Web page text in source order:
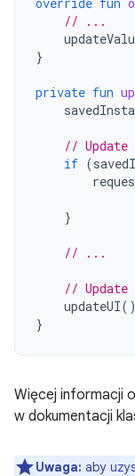
// ...
}
private fun
// Update
if (
}
// ...
//
updateUI()
}
Więcej informacji
w dokumentacji
Uwaga: aby